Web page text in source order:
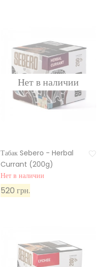
Табак Sebero - Herbal
Currant (200g)
Нет в наличии
520 грн.